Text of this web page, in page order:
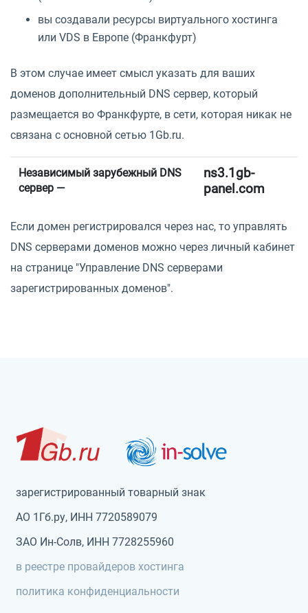
вы создавали ресурсы виртуального хостинга
или VDS в Европе (Франкфурт)
В этом случае имеет смысл указать для ваших
доменов дополнительный DNS сервер, который
размещается во Франкфурте, в сети, которая никак не
связана с основной сетью 1Gb.ru.
Независимый зарубежный DNS
сервер —
ns3.1gb-
panel.com
Если домен регистрировался через нас, то управлять
DNS серверами доменов можно через личный кабинет
на странице "Управление DNS серверами
зарегистрированных доменов".
зарегистрированный товарный знак
АО 1Гб.ру, ИНН 7720589079
ЗАО Ин-Солв, ИНН 7728255960
в реестре провайдеров хостинга
политика конфиденциальности